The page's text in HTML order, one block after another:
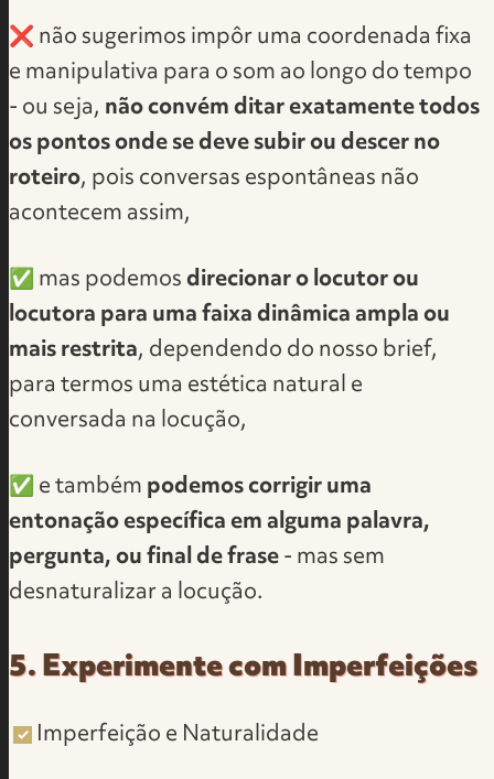
❌ não sugerimos impôr uma coordenada fixa
e manipulativa para o som ao longo do tempo
- ou seja,não convém ditar exatamente todos
os pontos onde se deve subir ou descer no
roteiro, pois conversas espontâneas não
acontecem assim,
✅ mas podemosdirecionar o locutor ou
locutora para uma faixa dinâmica ampla ou
mais restrita, dependendo do nosso brief,
para termos uma estética natural e
conversada na locução,
✅ e tambémpodemos corrigir uma
entonação específica em alguma palavra,
pergunta, ou final de frase- mas sem
desnaturalizar a locução.
5. Experimente com Imperfeições
Imperfeição e Naturalidade